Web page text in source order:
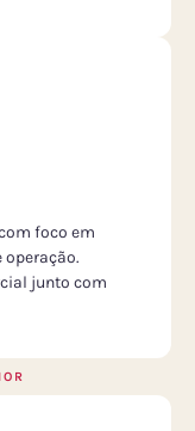
foco em
junto com